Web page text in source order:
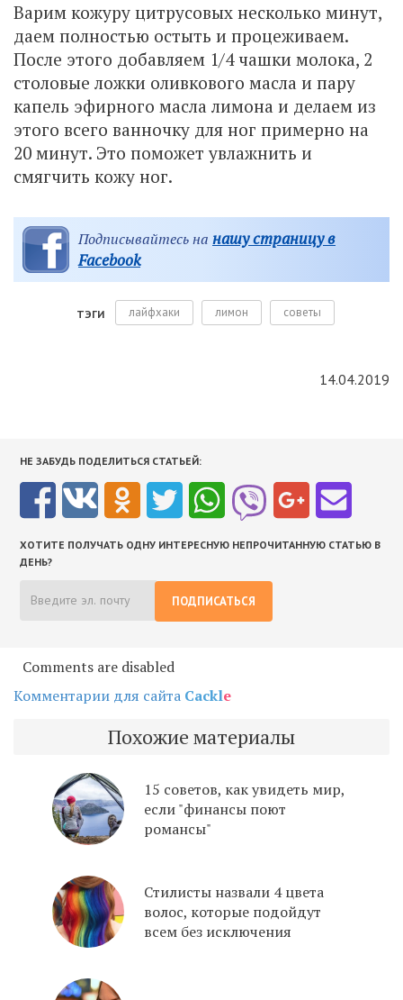
Варим кожуру цитрусовых несколько минут,
даем полностью остыть и процеживаем.
После этого добавляем 1/4 чашки молока, 2
столовые ложки оливкового масла и пару
капель эфирного масла лимона и делаем из
этого всего ванночку для ног примерно на
20 минут. Это поможет увлажнить и
смягчить кожу ног.
Подписывайтесь на нашу страницу в
Facebook
ТЭГИ лайфхаки лимон советы
14.04.2019
НЕ ЗАБУДЬ ПОДЕЛИТЬСЯ СТАТЬЕЙ:
ХОТИТЕ ПОЛУЧАТЬ ОДНУ ИНТЕРЕСНУЮ НЕПРОЧИТАННУЮ СТАТЬЮ В
ДЕНЬ?
ПОДПИСАТЬСЯ
Comments are disabled
Комментарии для сайта Cackle
Похожие материалы
15 советов, как увидеть мир,
если "финансы поют
романсы"
Стилисты назвали 4 цвета
волос, которые подойдут
всем без исключения